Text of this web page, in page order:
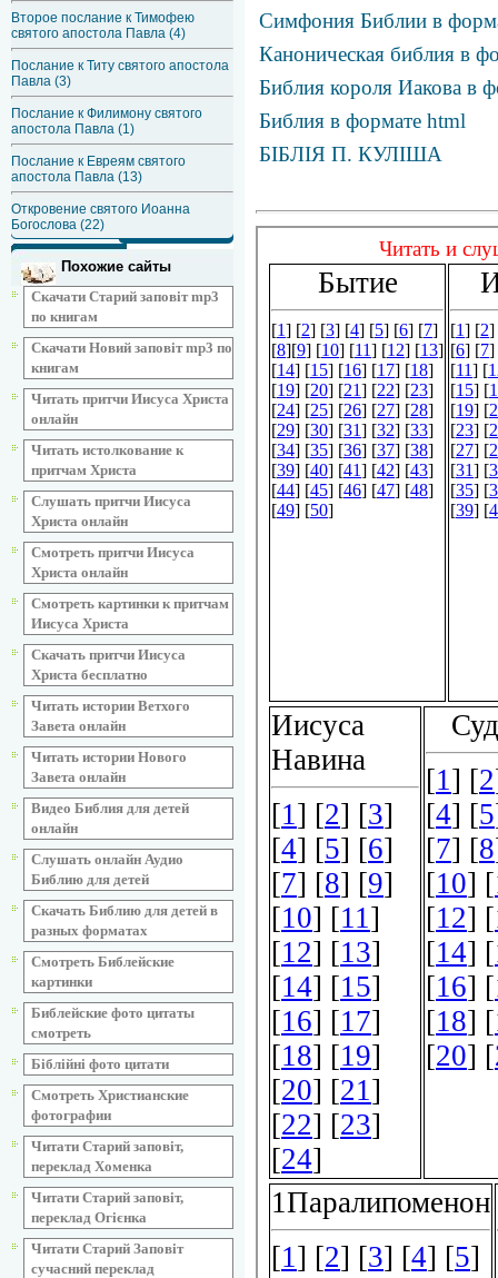
Второе послание к Тимофею
святого апостола Павла (4)
Послание к Титу святого апостола
Павла (3)
Послание к Филимону святого
апостола Павла (1)
Послание к Евреям святого
апостола Павла (13)
Откровение святого Иоанна
Богослова (22)
Похожие сайты
Скачати Старий заповіт mp3
по книгам
Скачати Новий заповіт mp3 по
книгам
Читать притчи Иисуса Христа
онлайн
Читать истолкование к
притчам Христа
Слушать притчи Иисуса
Христа онлайн
Смотреть притчи Иисуса
Христа онлайн
Смотреть картинки к притчам
Иисуса Христа
Скачать притчи Иисуса
Христа бесплатно
Читать истории Ветхого
Завета онлайн
Читать истории Нового
Завета онлайн
Видео Библия для детей
онлайн
Слушать онлайн Аудио
Библию для детей
Скачать Библию для детей в
разных форматах
Смотреть Библейские
картинки
Библейские фото цитаты
смотреть
Біблійні фото цитати
Смотреть Христианские
фотографии
Читати Старий заповіт,
переклад Хоменка
Читати Старий заповіт,
переклад Огієнка
Читати Старий Заповіт
сучасний переклад
Симфония Библии в
Каноническая библия в
Библия короля Иакова в
Библия в формате html
БІБЛІЯ П. КУЛІША